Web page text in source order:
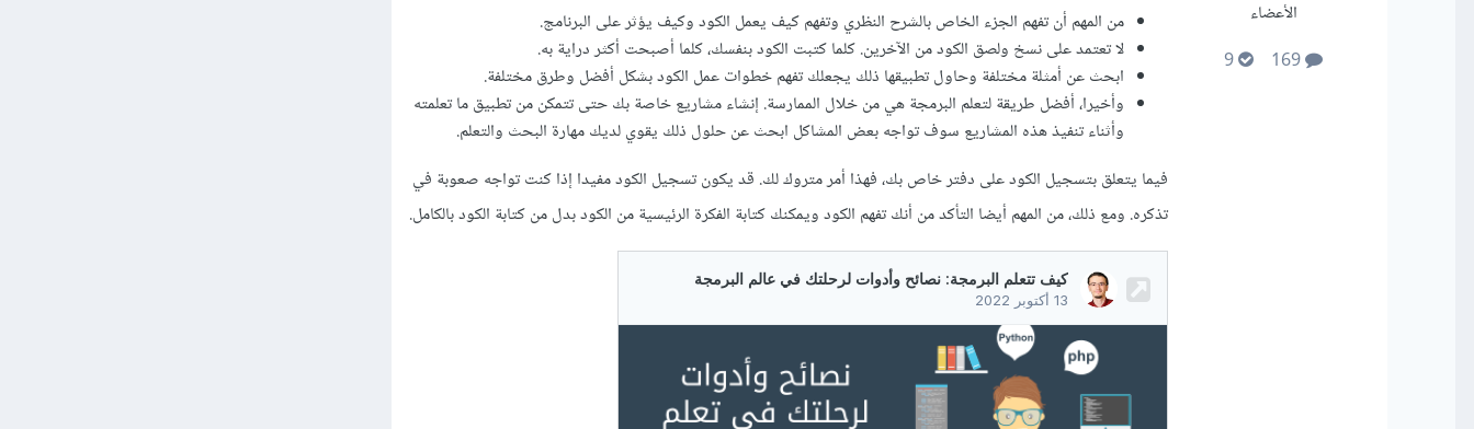
الأعضاء
من المهم أن تفهم الجزء الخاص بالشرح النظري وتفهم كيف يعمل الكود وكيف يؤثر على البرنامج.
لا تعتمد على نسخ ولصق الكود من الآخرين. كلما كتبت الكود بنفسك، كلما أصبحت أكثر دراية به.
ابحث عن أمثلة مختلفة وحاول تطبيقها ذلك يجعلك تفهم خطوات عمل الكود بشكل أفضل وطرق مختلفة.
وأخيرا، أفضل طريقة لتعلم البرمجة هي من خلال الممارسة. إنشاء مشاريع خاصة بك حتى تتمكن من تطبيق ما تعلمته
وأثناء تنفيذ هذه المشاريع سوف تواجه بعض المشاكل ابحث عن حلول ذلك يقوي لديك مهارة البحث والتعلم.
فيما يتعلق بتسجيل الكود على دفتر خاص بك، فهذا أمر متروك لك. قد يكون تسجيل الكود مفيدا إذا كنت تواجه صعوبة في
تذكره. ومع ذلك، من المهم أيضا التأكد من أنك تفهم الكود ويمكنك كتابة الفكرة الرئيسية من الكود بدل من كتابة الكود بالكامل.